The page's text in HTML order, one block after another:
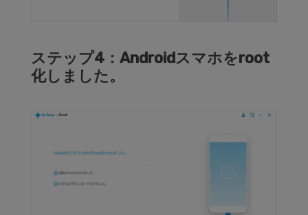
ステップ4：Androidスマホをroot
化しました。